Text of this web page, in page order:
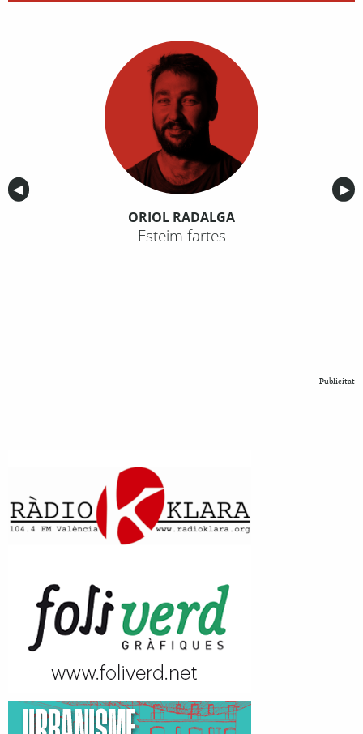
Anterior
◀︎ ▶︎
ORIOL RADALGA
Esteim fartes
Publicitat